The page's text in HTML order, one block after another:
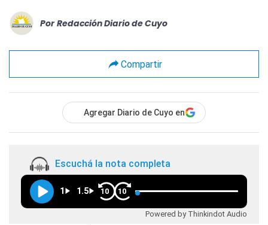
Por Redacción Diario de Cuyo
Compartir
Agregar Diario de Cuyo en
Escuchá la nota completa
1 1.5 10 10
Powered by Thinkindot Audio